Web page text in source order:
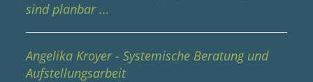
sind planbar ...
Angelika Kroyer - Systemische Beratung und
Aufstellungsarbeit